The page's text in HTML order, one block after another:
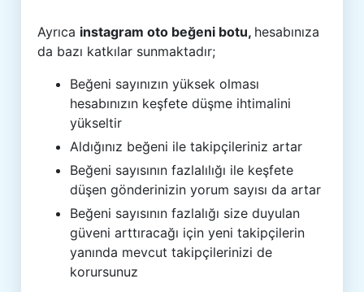
Ayrıca instagram oto beğeni botu, hesabınıza
da bazı katkılar sunmaktadır;
Beğeni sayınızın yüksek olması
hesabınızın keşfete düşme ihtimalini
yükseltir
Aldığınız beğeni ile takipçileriniz artar
Beğeni sayısının fazlalılığı ile keşfete
düşen gönderinizin yorum sayısı da artar
Beğeni sayısının fazlalığı size duyulan
güveni arttıracağı için yeni takipçilerin
yanında mevcut takipçilerinizi de
korursunuz